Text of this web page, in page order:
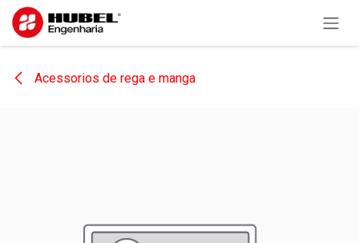
Pular para o conteúdo
Acessorios de rega e manga